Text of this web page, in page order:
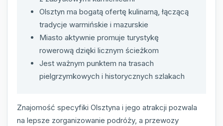
Olsztyn ma bogatą ofertę kulinarną, łączącą
tradycje warmińskie i mazurskie
Miasto aktywnie promuje turystykę
rowerową dzięki licznym ścieżkom
Jest ważnym punktem na trasach
pielgrzymkowych i historycznych szlakach
Znajomość specyfiki Olsztyna i jego atrakcji pozwala
na lepsze zorganizowanie podróży, a przewozy